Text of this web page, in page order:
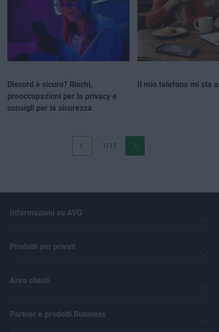
1/12
Discord è sicuro? Rischi,
preoccupazioni per la privacy e
consigli per la sicurezza
Il mio telefono mi sta
Informazioni su AVG
Prodotti per privati
Area clienti
Partner e prodotti Business